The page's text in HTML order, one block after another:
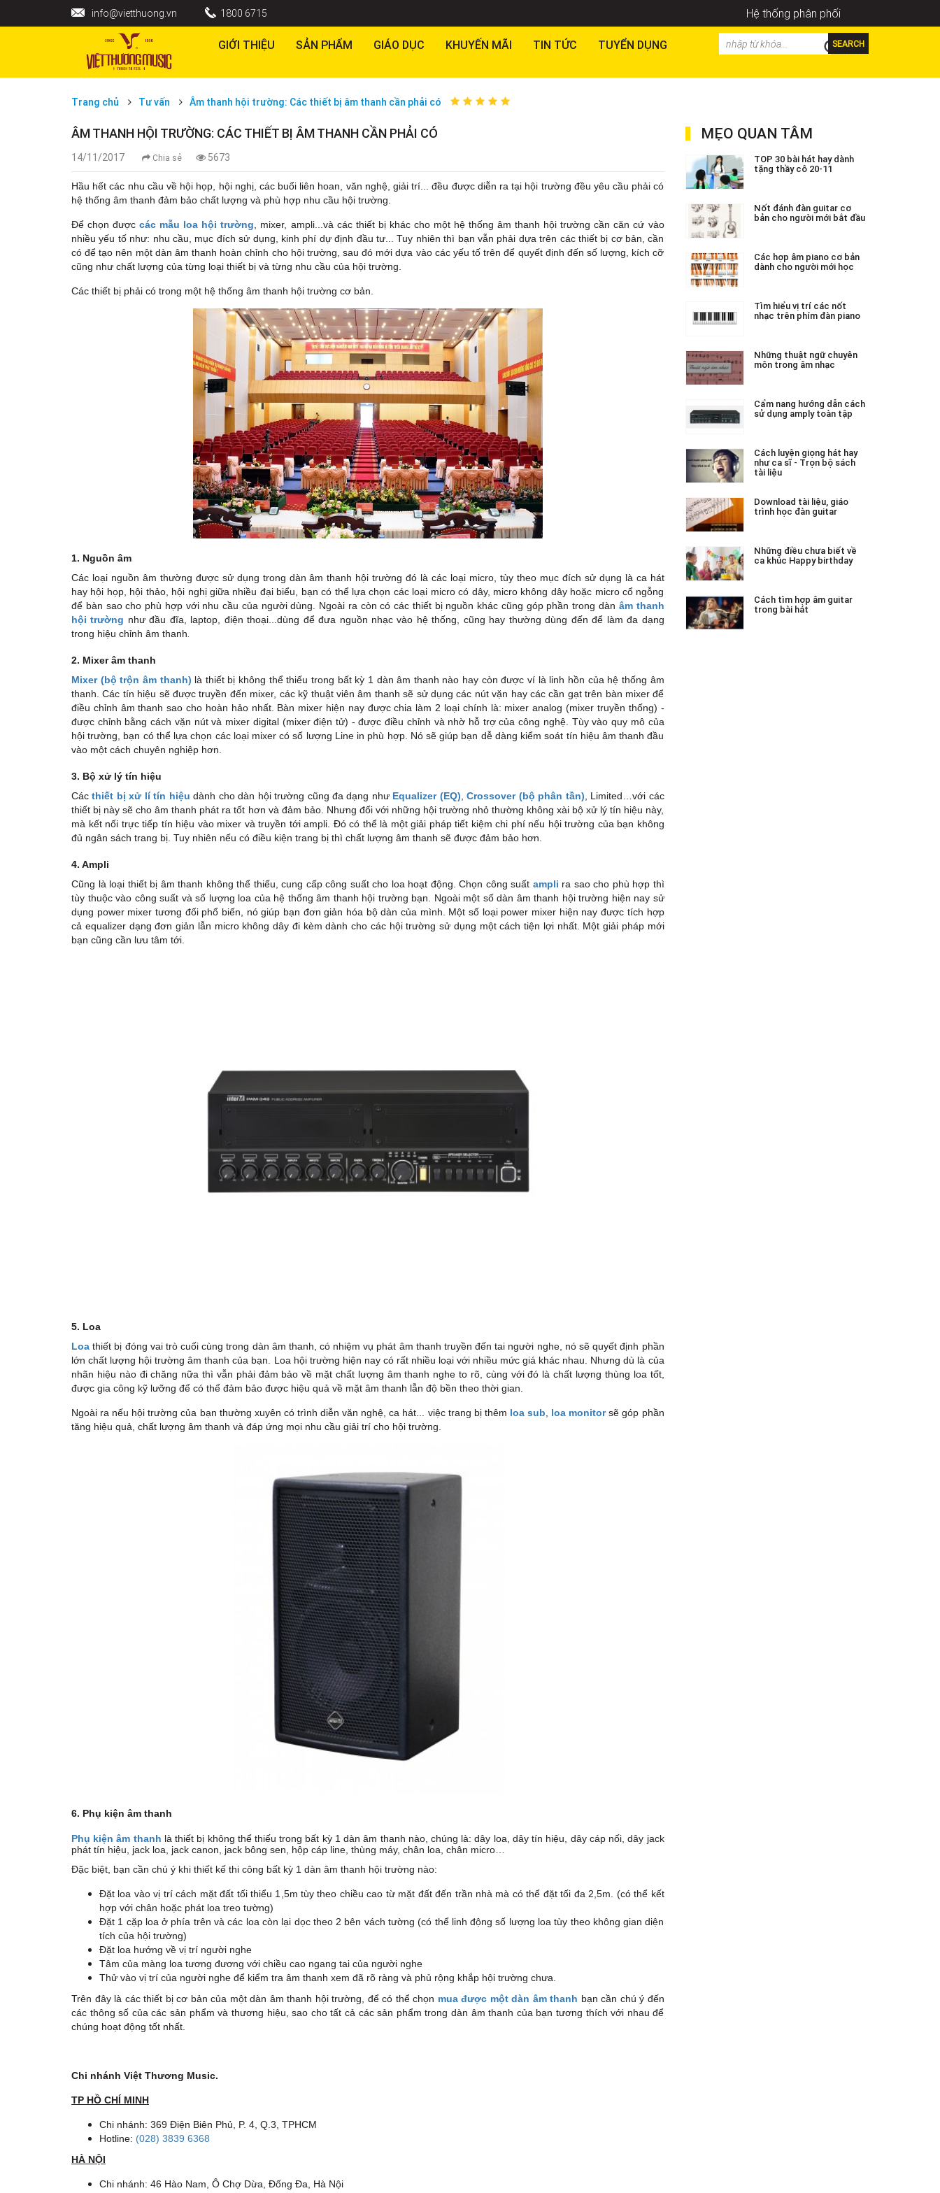
info@vietthuong.vn 1800 6715 Hệ thống phân phối
GIỚI THIỆU SẢN PHẨM GIÁO DỤC KHUYẾN MÃI TIN TỨC TUYỂN DỤNG SEARCH
Trang chủ Tư vấn Âm thanh hội trường: Các thiết bị âm thanh cần phải có
ÂM THANH HỘI TRƯỜNG: CÁC THIẾT BỊ ÂM THANH CẦN PHẢI CÓ
14/11/2017 Chia sẻ 5673
Hầu hết các nhu cầu về hội họp, hội nghị, các buổi liên hoan, văn nghệ, giải trí... đều được diễn ra tại hội trường đều yêu cầu phải có
hệ thống âm thanh đảm bảo chất lượng và phù hợp nhu cầu hội trường.
Để chọn đượccác mẫu loa hội trường , mixer, ampli...và các thiết bị khác cho một hệ thống âm thanh hội trường cần căn cứ vào
nhiều yếu tố như: nhu cầu, mục đích sử dụng, kinh phí dự định đầu tư... Tuy nhiên thì bạn vẫn phải dựa trên các thiết bị cơ bản, cần
có để tạo nên một dàn âm thanh hoàn chỉnh cho hội trường, sau đó mới dựa vào các yếu tố trên để quyết định đến số lượng, kích cỡ
cũng như chất lượng của từng loại thiết bị và từng nhu cầu của hội trường.
Các thiết bị phải có trong một hệ thống âm thanh hội trường cơ bản.
1. Nguồn âm
Các loại nguồn âm thường được sử dụng trong dàn âm thanh hội trường đó là các loại micro, tùy theo mục đích sử dụng là ca hát
hay hội họp, hội thảo, hội nghị giữa nhiều đại biểu, bạn có thể lựa chọn các loại micro có dây, micro không dây hoặc micro cổ ngỗng
để bàn sao cho phù hợp với nhu cầu của người dùng. Ngoài ra còn có các thiết bị nguồn khác cũng góp phần trong dàn âm thanh
hội trường như đầu đĩa, laptop, điện thoại...dùng để đưa nguồn nhạc vào hệ thống, cũng hay thường dùng đến để làm đa dạng
trong hiệu chỉnh âm thanh.
2. Mixer âm thanh
Mixer (bộ trộn âm thanh) là thiết bị không thể thiếu trong bất kỳ 1 dàn âm thanh nào hay còn được ví là linh hồn của hệ thống âm
thanh. Các tín hiệu sẽ được truyền đến mixer, các kỹ thuật viên âm thanh sẽ sử dụng các nút vặn hay các cần gạt trên bàn mixer để
điều chỉnh âm thanh sao cho hoàn hảo nhất. Bàn mixer hiện nay được chia làm 2 loại chính là: mixer analog (mixer truyền thống) -
được chỉnh bằng cách vặn nút và mixer digital (mixer điện tử) - được điều chỉnh và nhờ hỗ trợ của công nghệ. Tùy vào quy mô của
hội trường, bạn có thể lựa chọn các loại mixer có số lượng Line in phù hợp. Nó sẽ giúp bạn dễ dàng kiểm soát tín hiệu âm thanh đầu
vào một cách chuyên nghiệp hơn.
3. Bộ xử lý tín hiệu
Cácthiết bị xử lí tín hiệu dành cho dàn hội trường cũng đa dạng như Equalizer (EQ) ,Crossover (bộ phân tần) , Limited…với các
thiết bị này sẽ cho âm thanh phát ra tốt hơn và đảm bảo. Nhưng đối với những hội trường nhỏ thường không xài bộ xử lý tín hiệu này,
mà kết nối trực tiếp tín hiệu vào mixer và truyền tới ampli. Đó có thể là một giải pháp tiết kiệm chi phí nếu hội trường của bạn không
đủ ngân sách trang bị. Tuy nhiên nếu có điều kiện trang bị thì chất lượng âm thanh sẽ được đảm bảo hơn.
4. Ampli
Cũng là loại thiết bị âm thanh không thể thiếu, cung cấp công suất cho loa hoạt động. Chọn công suất ampli ra sao cho phù hợp thì
tùy thuộc vào công suất và số lượng loa của hệ thống âm thanh hội trường bạn. Ngoài một số dàn âm thanh hội trường hiện nay sử
dụng power mixer tương đối phổ biến, nó giúp bạn đơn giản hóa bộ dàn của mình. Một số loại power mixer hiện nay được tích hợp
cả equalizer dạng đơn giản lẫn micro không dây đi kèm dành cho các hội trường sử dụng một cách tiện lợi nhất. Một giải pháp mới
bạn cũng cần lưu tâm tới.
5. Loa
Loa thiết bị đóng vai trò cuối cùng trong dàn âm thanh, có nhiệm vụ phát âm thanh truyền đến tai người nghe, nó sẽ quyết định phần
lớn chất lượng hội trường âm thanh của bạn. Loa hội trường hiện nay có rất nhiều loại với nhiều mức giá khác nhau. Nhưng dù là của
nhãn hiệu nào đi chăng nữa thì vẫn phải đảm bảo về mặt chất lượng âm thanh nghe to rõ, cùng với đó là chất lượng thùng loa tốt,
được gia công kỹ lưỡng để có thể đảm bảo được hiệu quả về mặt âm thanh lẫn độ bền theo thời gian.
Ngoài ra nếu hội trường của bạn thường xuyên có trình diễn văn nghệ, ca hát... việc trang bị thêm loa sub loa monitorsẽ góp phần
tăng hiệu quả, chất lượng âm thanh và đáp ứng mọi nhu cầu giải trí cho hội trường.
6. Phụ kiện âm thanh
Phụ kiện âm thanh là thiết bị không thể thiếu trong bất kỳ 1 dàn âm thanh nào, chúng là: dây loa, dây tín hiệu, dây cáp nối, dây jack
phát tín hiệu, jack loa, jack canon, jack bông sen, hộp cáp line, thùng máy, chân loa, chân micro…
Đặc biệt, bạn cần chú ý khi thiết kế thi công bất kỳ 1 dàn âm thanh hội trường nào:
Đặt loa vào vị trí cách mặt đất tối thiểu 1,5m tùy theo chiều cao từ mặt đất đến trần nhà mà có thể đặt tối đa 2,5m. (có thể kết
hợp với chân hoặc phát loa treo tường)
Đặt 1 cặp loa ở phía trên và các loa còn lại dọc theo 2 bên vách tường (có thể linh động số lượng loa tùy theo không gian diện
tích của hội trường)
Đặt loa hướng về vị trí người nghe
Tâm của màng loa tương đương với chiều cao ngang tai của người nghe
Thử vào vị trí của người nghe để kiểm tra âm thanh xem đã rõ ràng và phủ rộng khắp hội trường chưa.
Trên đây là các thiết bị cơ bản của một dàn âm thanh hội trường, để có thể chọn mua được một dàn âm thanh bạn cần chú ý đến
các thông số của các sản phẩm và thương hiệu, sao cho tất cả các sản phẩm trong dàn âm thanh của bạn tương thích với nhau để
chúng hoạt động tốt nhất.
Chi nhánh Việt Thương Music.
TP HỒ CHÍ MINH
Chi nhánh: 369 Điện Biên Phủ, P. 4, Q.3, TPHCM
Hotline: (028) 3839 6368
HÀ NỘI
Chi nhánh: 46 Hào Nam, Ô Chợ Dừa, Đống Đa, Hà Nội
MẸO QUAN TÂM
TOP 30 bài hát hay dành
tặng thầy cô 20-11
Nốt đánh đàn guitar cơ
bản cho người mới bắt đầu
Các hợp âm piano cơ bản
dành cho người mới học
Tìm hiểu vị trí các nốt
nhạc trên phím đàn piano
Những thuật ngữ chuyên
môn trong âm nhạc
Cẩm nang hướng dẫn cách
sử dụng amply toàn tập
Cách luyện giọng hát hay
như ca sĩ - Trọn bộ sách
tài liệu
Download tài liệu, giáo
trình học đàn guitar
Những điều chưa biết về
ca khúc Happy birthday
Cách tìm hợp âm guitar
trong bài hát